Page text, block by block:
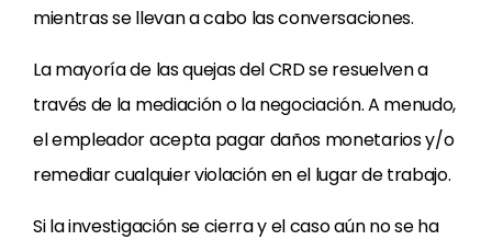
mientras se llevan a cabo las conversaciones.
La mayoría de las quejas del CRD se resuelven a
través de la mediación o la negociación. A menudo,
el empleador acepta pagar daños monetarios y/o
remediar cualquier violación en el lugar de trabajo.
Si la investigación se cierra y el caso aún no se ha